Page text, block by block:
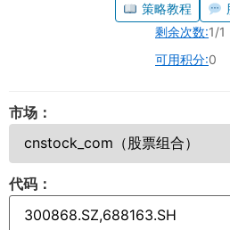
策略教程
剩余次数:1/1
可用积分:0
市场：
代码：